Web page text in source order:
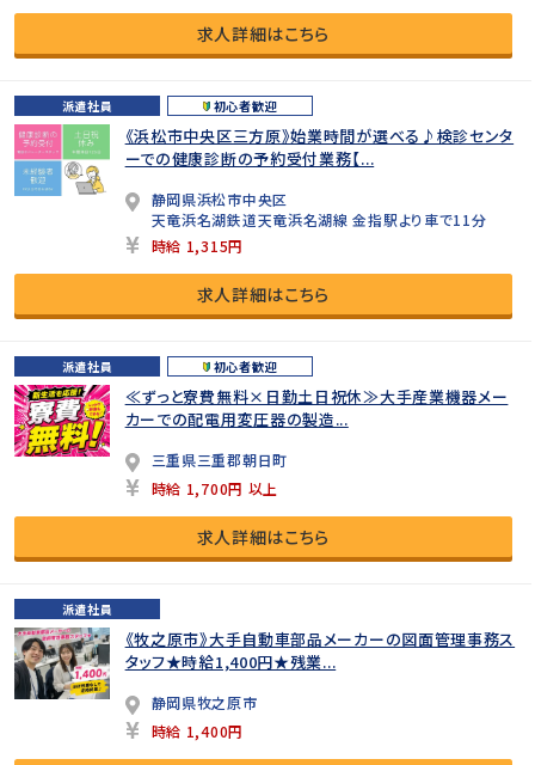
求人詳細はこちら
派遣社員 初心者歓迎
《浜松市中央区三方原》始業時間が選べる♪検診センタ
ーでの健康診断の予約受付業務【...
静岡県浜松市中央区
天竜浜名湖鉄道天竜浜名湖線 金指駅より車で11分
時給 1,315円
求人詳細はこちら
派遣社員 初心者歓迎
≪ずっと寮費無料×日勤土日祝休≫大手産業機器メー
カーでの配電用変圧器の製造...
三重県三重郡朝日町
時給 1,700円 以上
求人詳細はこちら
派遣社員
《牧之原市》大手自動車部品メーカーの図面管理事務ス
タッフ★時給1,400円★残業...
静岡県牧之原市
時給 1,400円